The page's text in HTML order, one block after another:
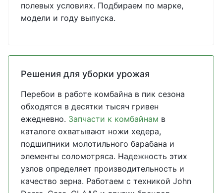
полевых условиях. Подбираем по марке,
модели и году выпуска.
Решения для уборки урожая
Перебои в работе комбайна в пик сезона
обходятся в десятки тысяч гривен
ежедневно. Запчасти к комбайнам в
каталоге охватывают ножи хедера,
подшипники молотильного барабана и
элементы соломотряса. Надежность этих
узлов определяет производительность и
качество зерна. Работаем с техникой John